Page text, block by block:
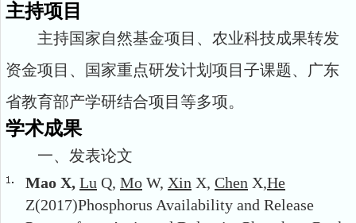
主持项目
主持国家自然基金项目、农业科技成果转发
资金项目、国家重点研发计划项目子课题、广东
省教育部产学研结合项目等多项。
学术成果
一、发表论文
Mao X, Lu Q, Mo W, Xin X, Chen X,He
Z(2017)Phosphorus Availability and Release